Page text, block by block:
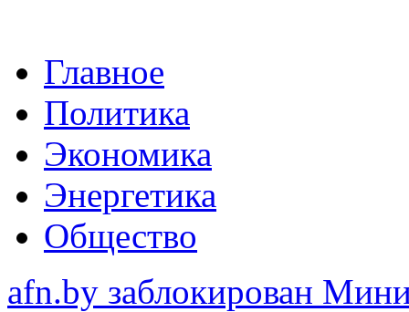
Главное
Политика
Экономика
Энергетика
Общество
afn.by заблокирован